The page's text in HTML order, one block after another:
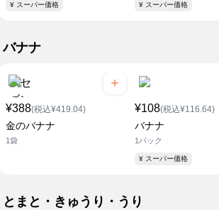
¥ スーパー価格 ¥ スーパー価格
バナナ
¥388(税込¥419.04)
金のバナナ
1袋
¥108(税込¥116.64)
バナナ
1パック
¥ スーパー価格
とまと・きゅうり・うり